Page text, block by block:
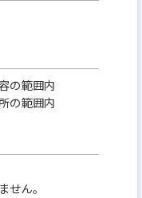
の範囲内
の範囲内
せん。